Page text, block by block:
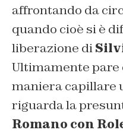
affrontando da
quando cioè si è
liberazione di
Ultimamente
maniera capillare
riguarda la
Romano con